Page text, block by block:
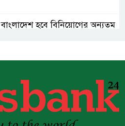
বাংলাদেশ হবে বিনিয়োগের অন্যতম
ব্র্যাকের নির্বাহী পরিচালক আসিফ
সালেহ
একনেকে ৩৬ হাজার ৬৯৫ কোটি